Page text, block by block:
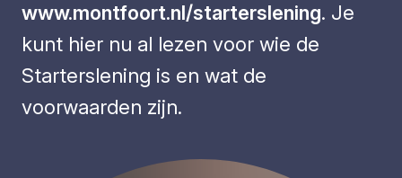
www.montfoort.nl/starterslening. Je
kunt hier nu al lezen voor wie de
Starterslening is en wat de
voorwaarden zijn.